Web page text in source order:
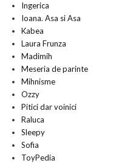
Ingerica
Ioana. Asa si Asa
Kabea
Laura Frunza
Madimih
Meseria de parinte
Mihnisme
Ozzy
Pitici dar voinici
Raluca
Sleepy
Sofia
ToyPedia